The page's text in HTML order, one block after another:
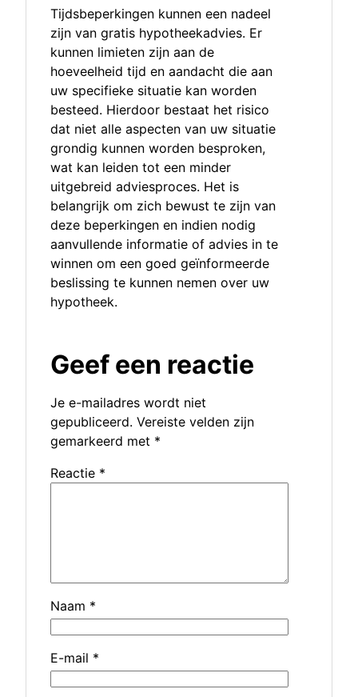
Tijdsbeperkingen kunnen een nadeel
zijn van gratis hypotheekadvies. Er
kunnen limieten zijn aan de
hoeveelheid tijd en aandacht die aan
uw specifieke situatie kan worden
besteed. Hierdoor bestaat het risico
dat niet alle aspecten van uw situatie
grondig kunnen worden besproken,
wat kan leiden tot een minder
uitgebreid adviesproces. Het is
belangrijk om zich bewust te zijn van
deze beperkingen en indien nodig
aanvullende informatie of advies in te
winnen om een goed geïnformeerde
beslissing te kunnen nemen over uw
hypotheek.
Geef een reactie
Je e-mailadres wordt niet
gepubliceerd. Vereiste velden zijn
gemarkeerd met *
Reactie *
Naam *
E-mail *